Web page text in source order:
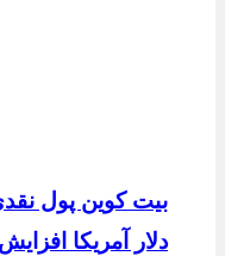
دلار آمریکا